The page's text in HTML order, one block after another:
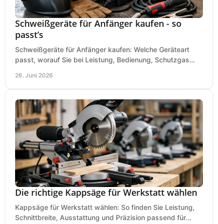
Schweißgeräte für Anfänger kaufen - so
passt’s
Schweißgeräte für Anfänger kaufen: Welche Geräteart
passt, worauf Sie bei Leistung, Bedienung, Schutzgas
26. Juni 2026
Die richtige Kappsäge für Werkstatt wählen
Kappsäge für Werkstatt wählen: So finden Sie Leistung,
Schnittbreite, Ausstattung und Präzision passend für